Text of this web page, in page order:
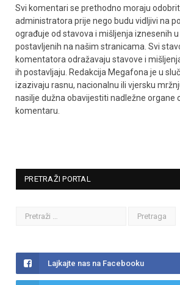
Svi komentari se prethodno moraju
administratora prije nego budu vidljivi na
ograđuje od stavova i mišljenja iznesenih
postavljenih na našim stranicama. Svi
komentatora odražavaju stavove i
ih postavljaju. Redakcija Megafona je u
izazivaju rasnu, nacionalnu ili vjersku
nasilje dužna obavijestiti nadležne organe
komentaru.
PRETRAŽI PORTAL
Lajkajte nas na Facebooku